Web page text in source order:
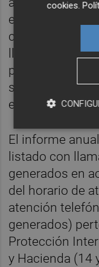
en 2022, y
ciudadanos,
llamadas
presencial.
solicitudes de
el Tribunal
El informe
listado con
generados en
del horario de
atención
generados)
Protección
y Hacienda (14
cookies .